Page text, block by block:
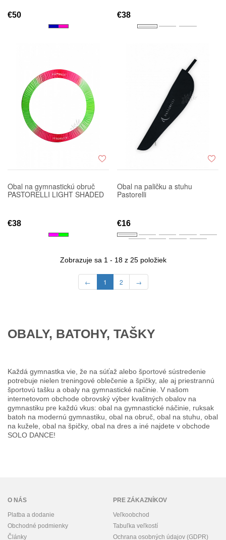
€50 €38
Obal na gymnastickú obruč
PASTORELLI LIGHT SHADED
€38
Obal na paličku a stuhu
Pastorelli
€16
Zobrazuje sa 1 - 18 z 25 položiek
← 1 2 →
OBALY, BATOHY, TAŠKY
Každá gymnastka vie, že na súťaž alebo športové sústredenie
potrebuje nielen treningové oblečenie a špičky, ale aj priestrannú
športovú tašku a obaly na gymnastické načinie. V našom
internetovom obchode obrovský výber kvalitných obalov na
gymnastiku pre každú vkus: obal na gymnastické náčinie, ruksak
batoh na modernú gymnastiku, obal na obruč, obal na stuhu, obal
na kužele, obal na špičky, obal na dres a iné najdete v obchode
SOLO DANCE!
O NÁS
Platba a dodanie
Obchodné podmienky
Články
PRE ZÁKAZNÍKOV
Veľkoobchod
Tabuľka veľkostí
Ochrana osobných údajov (GDPR)